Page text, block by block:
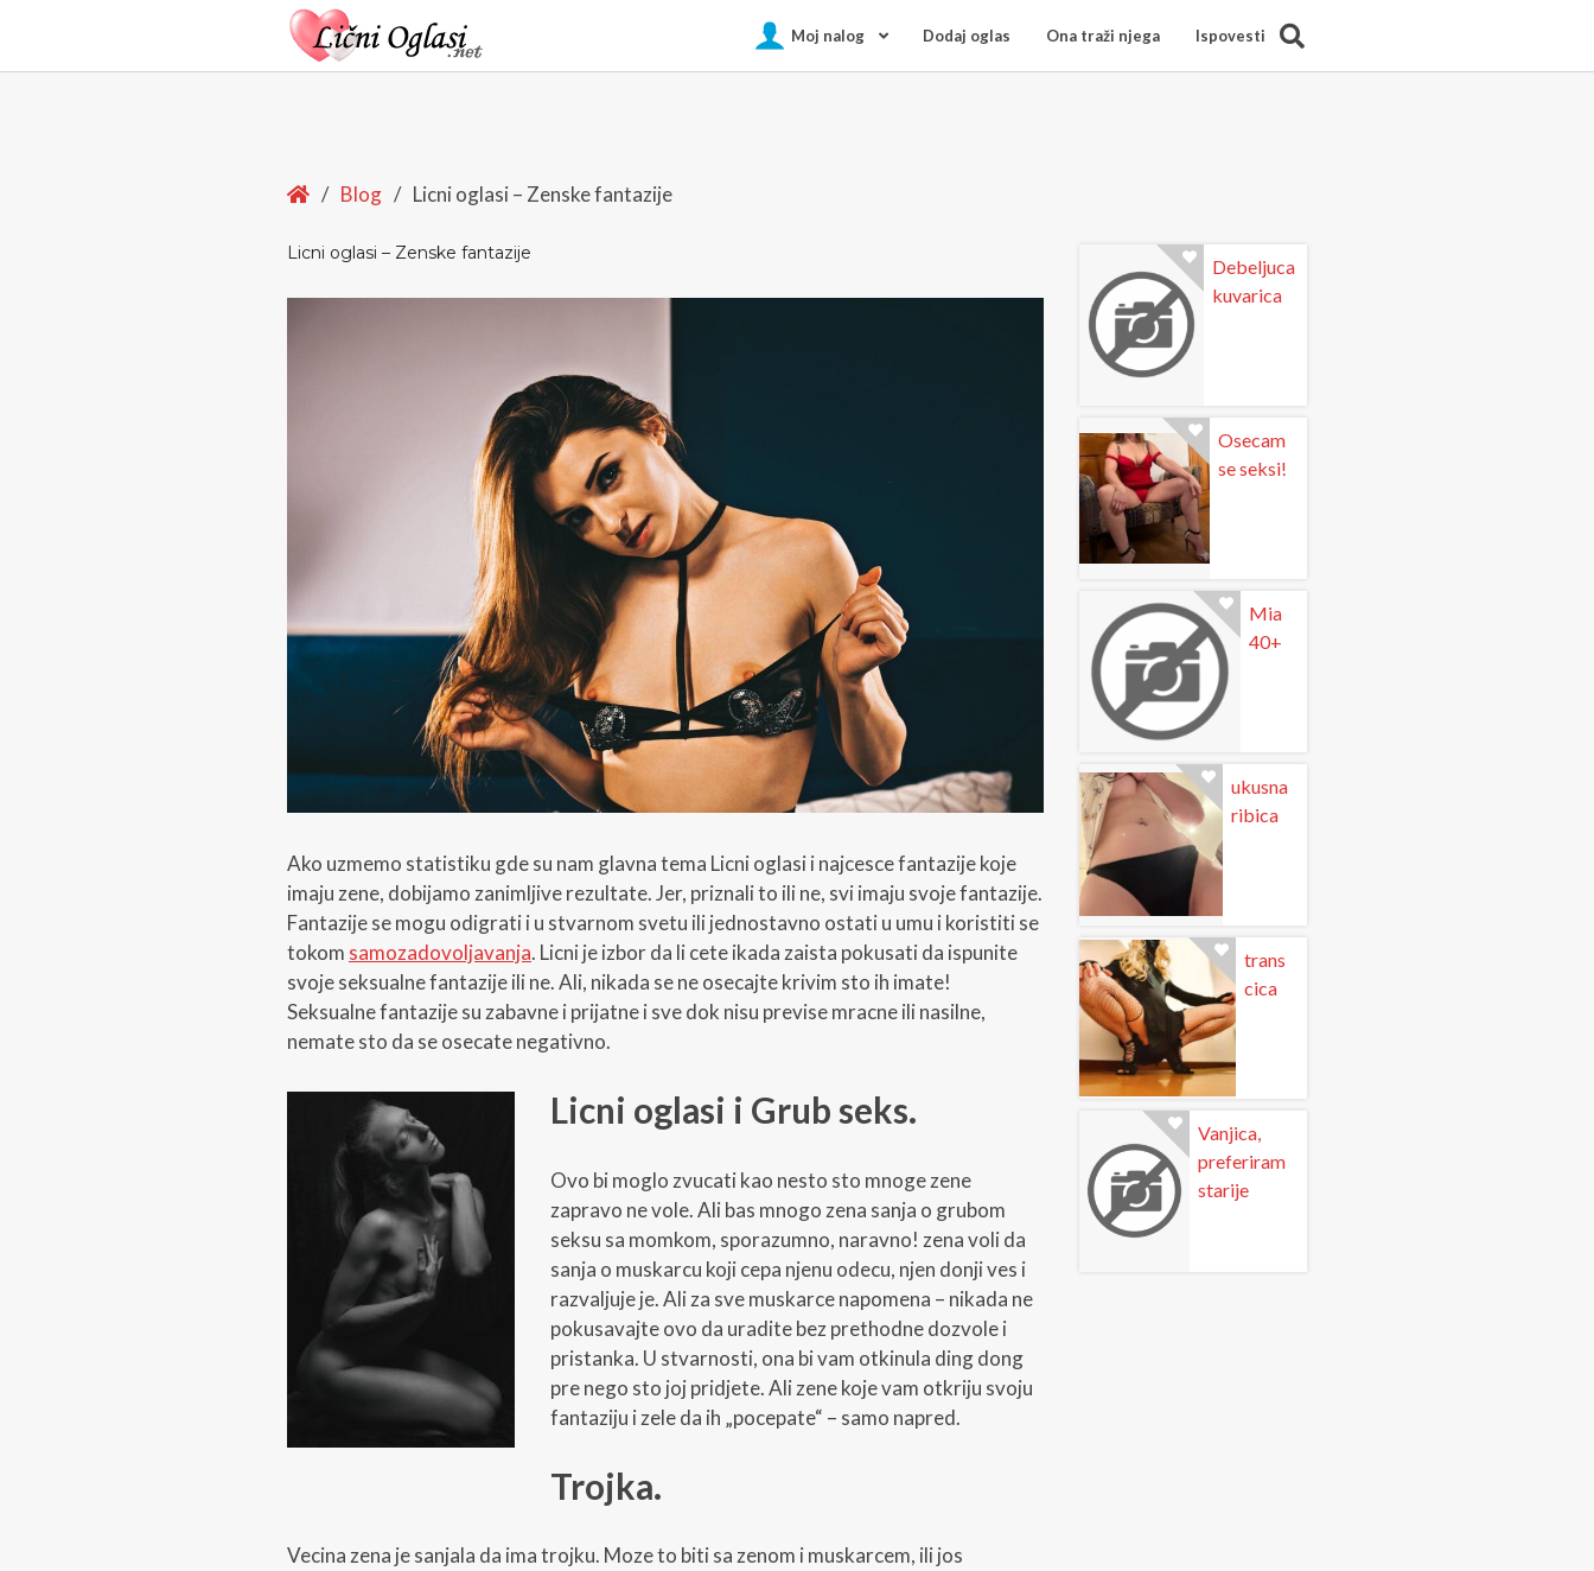
Moj nalog Dodaj oglas Ona traži njega Ispovesti
Home
/ Blog / Licni oglasi – Zenske fantazije
Licni oglasi – Zenske fantazije
Ako uzmemo statistiku gde su nam glavna tema Licni oglasi i najcesce fantazije koje
imaju zene, dobijamo zanimljive rezultate. Jer, priznali to ili ne, svi imaju svoje fantazije.
Fantazije se mogu odigrati i u stvarnom svetu ili jednostavno ostati u umu i koristiti se
tokom samozadovoljavanja. Licni je izbor da li cete ikada zaista pokusati da ispunite
svoje seksualne fantazije ili ne. Ali, nikada se ne osecajte krivim sto ih imate!
Seksualne fantazije su zabavne i prijatne i sve dok nisu previse mracne ili nasilne,
nemate sto da se osecate negativno.
Licni oglasi i Grub seks.
Ovo bi moglo zvucati kao nesto sto mnoge zene
zapravo ne vole. Ali bas mnogo zena sanja o grubom
seksu sa momkom, sporazumno, naravno! zena voli da
sanja o muskarcu koji cepa njenu odecu, njen donji ves i
razvaljuje je. Ali za sve muskarce napomena – nikada ne
pokusavajte ovo da uradite bez prethodne dozvole i
pristanka. U stvarnosti, ona bi vam otkinula ding dong
pre nego sto joj pridjete. Ali zene koje vam otkriju svoju
fantaziju i zele da ih „pocepate“ – samo napred.
Trojka.
Vecina zena je sanjala da ima trojku. Moze to biti sa zenom i muskarcem, ili jos
Debeljuca
kuvarica
Osecam
se seksi!
Mia
40+
ukusna
ribica
trans
cica
Vanjica,
preferiram
starije